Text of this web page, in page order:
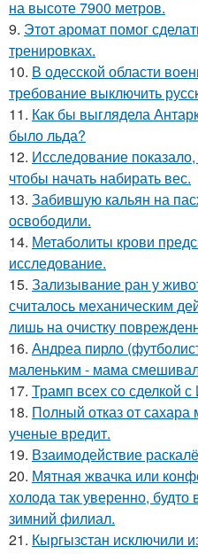
на высоте 7900 метров.
9. Этот аромат помог
тренировках.
10. В одесской области
требование выключить
11. Как бы выглядела
было льда?
12. Исследование
чтобы начать набирать вес.
13. Забившую кальян на
освободили.
14. Метаболиты крови
исследование.
15. Зализывание ран у
считалось механическим
лишь на очистку
16. Андреа пирло
маленьким - мама
17. Трамп всех со сделкой
18. Полный отказ от сахара
ученые вредит.
19. Взаимодействие
20. Мятная жвачка или
холода так уверенно,
зимний филиал.
21. Кыргызстан исключили